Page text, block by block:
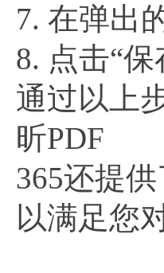
7. 在弹出
8. 点击“
通过以上
昕PDF
365还提
以满足您